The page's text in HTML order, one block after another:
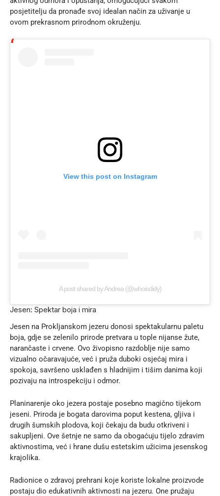
posjetitelju da pronađe svoj idealan način za uživanje u
ovom prekrasnom prirodnom okruženju.
View this post on Instagram
A post shared by Andrea (@whoisdidy)
Jesen: Spektar boja i mira
Jesen na Prokljanskom jezeru donosi spektakularnu paletu
boja, gdje se zelenilo prirode pretvara u tople nijanse žute,
narančaste i crvene. Ovo živopisno razdoblje nije samo
vizualno očaravajuće, već i pruža duboki osjećaj mira i
spokoja, savršeno usklađen s hladnijim i tišim danima koji
pozivaju na introspekciju i odmor.
Planinarenje oko jezera postaje posebno magično tijekom
jeseni. Priroda je bogata darovima poput kestena, gljiva i
drugih šumskih plodova, koji čekaju da budu otkriveni i
sakupljeni. Ove šetnje ne samo da obogaćuju tijelo zdravim
aktivnostima, već i hrane dušu estetskim užicima jesenskog
krajolika.
Radionice o zdravoj prehrani koje koriste lokalne proizvode
postaju dio edukativnih aktivnosti na jezeru. One pružaju